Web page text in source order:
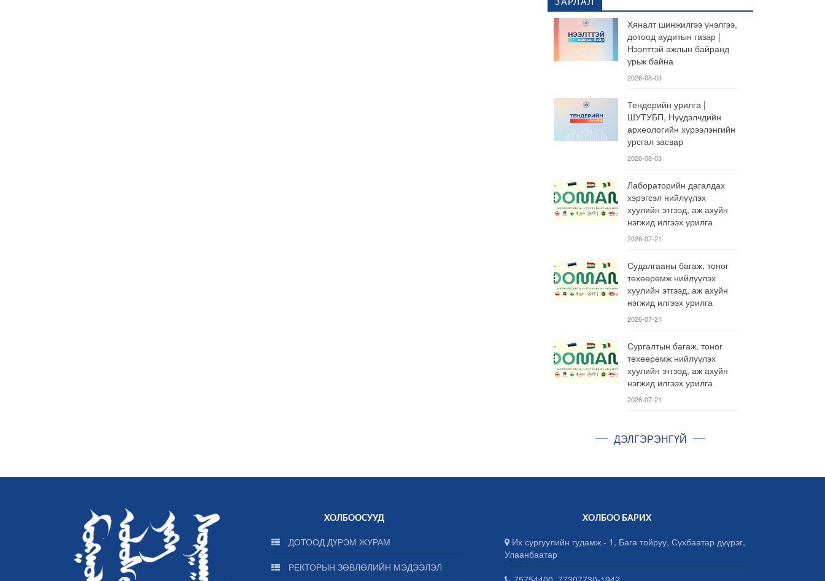
ЗАРЛАЛ
Хяналт шинжилгээ үнэлгээ,
дотоод аудитын газар |
Нээлттэй ажлын байранд
урьж байна
2026-08-03
Тендерийн урилга |
ШУТУБП, Нүүдэлчдийн
археологийн хүрээлэнгийн
урсгал засвар
2026-08-03
Лабораторийн дагалдах
хэрэгсэл нийлүүлэх
хуулийн этгээд, аж ахуйн
нэгжид илгээх урилга
2026-07-21
Судалгааны багаж, тоног
төхөөрөмж нийлүүлэх
хуулийн этгээд, аж ахуйн
нэгжид илгээх урилга
2026-07-21
Сургалтын багаж, тоног
төхөөрөмж нийлүүлэх
хуулийн этгээд, аж ахуйн
нэгжид илгээх урилга
2026-07-21
ДЭЛГЭРЭНГҮЙ
ХОЛБООСУУД
ДОТООД ДҮРЭМ ЖУРАМ
РЕКТОРЫН ЗӨВЛӨЛИЙН МЭДЭЭЛЭЛ
ХОЛБОО БАРИХ
Их сургуулийн гудамж - 1, Бага тойруу, Сүхбаатар дүүрэг,
Улаанбаатар